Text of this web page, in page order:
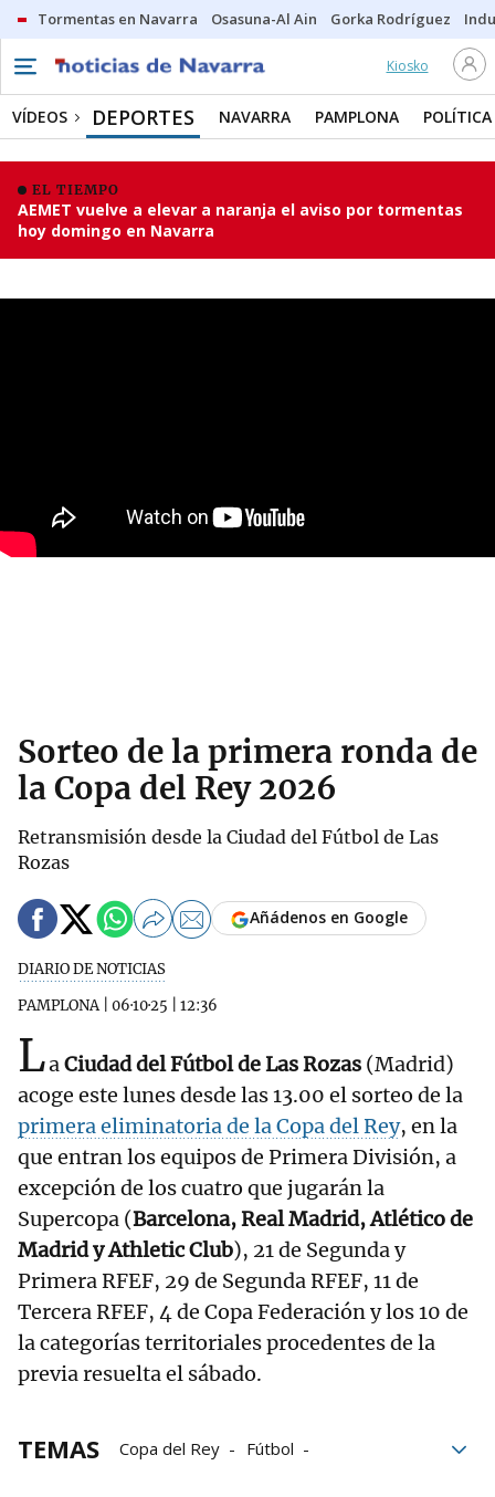
Tormentas en Navarra Osasuna-Al Ain Gorka Rodríguez
Kiosko
VÍDEOS DEPORTES NAVARRA PAMPLONA POLÍTICA
EL TIEMPO
AEMET vuelve a elevar a naranja el aviso por tormentas
hoy domingo en Navarra
Sorteo de la primera ronda de
la Copa del Rey 2026
Retransmisión desde la Ciudad del Fútbol de Las
Rozas
DIARIO DE NOTICIAS
PAMPLONA| 06·10·25 12:36
Añádenos en Google
LaCiudad del Fútbol de Las Rozas (Madrid)
acoge este lunes desde las 13.00 el sorteo de la
primera eliminatoria de la Copa del Rey, en la
que entran los equipos de Primera División, a
excepción de los cuatro que jugarán la
Supercopa (Barcelona, Real Madrid, Atlético de
Madrid y Athletic Club), 21 de Segunda y
Primera RFEF, 29 de Segunda RFEF, 11 de
Tercera RFEF, 4 de Copa Federación y los 10 de
la categorías territoriales procedentes de la
previa resuelta el sábado.
TEMAS Copa del Rey
Fútbol